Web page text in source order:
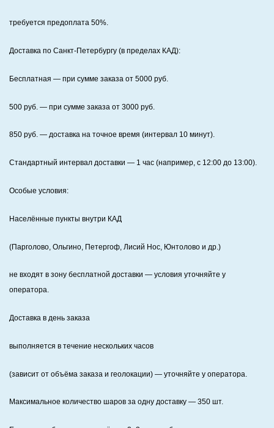
требуется предоплата 50%.
Доставка по Санкт‑Петербургу (в пределах КАД):
Бесплатная — при сумме заказа от 5000 руб.
500 руб. — при сумме заказа от 3000 руб.
850 руб. — доставка на точное время (интервал 10 минут).
Стандартный интервал доставки — 1 час (например, с 12:00 до 13:00).
Особые условия:
Населённые пункты внутри КАД
(Парголово, Ольгино, Петергоф, Лисий Нос, Юнтолово и др.)
не входят в зону бесплатной доставки — условия уточняйте у
оператора.
Доставка в день заказа
выполняется в течение нескольких часов
(зависит от объёма заказа и геолокации) — уточняйте у оператора.
Максимальное количество шаров за одну доставку — 350 шт.